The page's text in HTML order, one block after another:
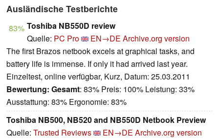
Ausländische Testberichte
83% Toshiba NB550D review
Quelle: PC Pro EN→DE Archive.org version
The first Brazos netbook excels at graphical tasks, and
battery life is immense. If only it had arrived last year.
Einzeltest, online verfügbar, Kurz, Datum: 25.03.2011
Bewertung: Gesamt: 83% Preis: 100% Leistung: 33%
Ausstattung: 83% Ergonomie: 83%
Toshiba NB500, NB520 and NB550D Netbook Preview
Quelle: Trusted Reviews EN→DE Archive.org version